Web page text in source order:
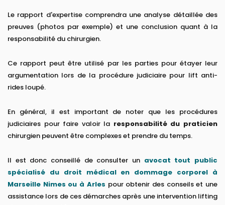
Le rapport d'expertise comprendra une analyse détaillée des
preuves (photos par exemple) et une conclusion quant à la
responsabilité du chirurgien.
Ce rapport peut être utilisé par les parties pour étayer leur
argumentation lors de la procédure judiciaire pour lift anti-
rides loupé.
En général, il est important de noter que les procédures
judiciaires pour faire valoir la responsabilité du praticien
chirurgien peuvent être complexes et prendre du temps.
Il est donc conseillé de consulter un avocat tout public
spécialisé du droit médical en dommage corporel à
Marseille Nimes ou à Arles pour obtenir des conseils et une
assistance lors de ces démarches après une intervention lifting